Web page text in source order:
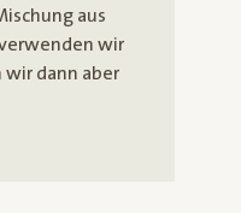
aus
wir
wir dann aber